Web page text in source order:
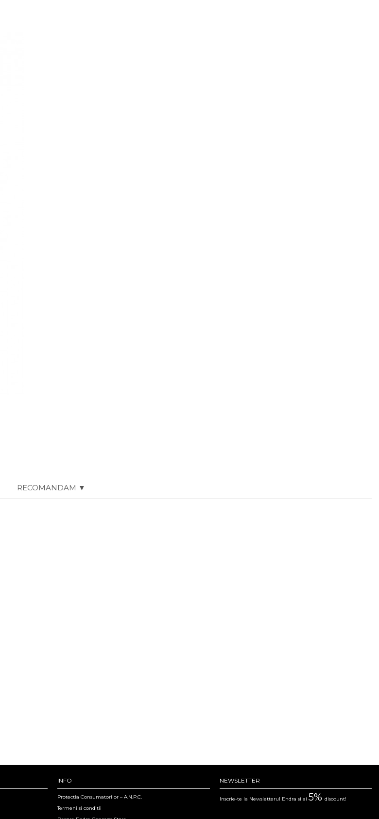
RECOMANDAM ▼
NEWSLETTER
Inscrie-te la Newsletterul Endra si ai 5% discount!
INFO
Protectia Consumatorilor – A.N.P.C.
Termeni si conditii